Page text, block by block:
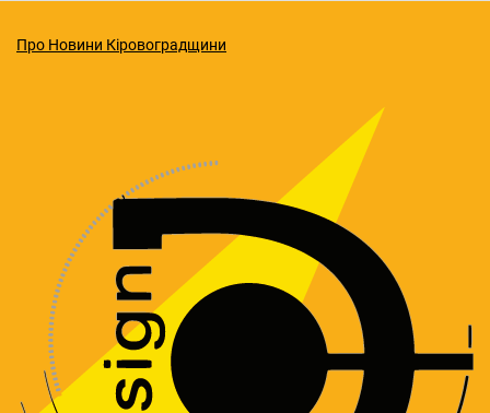
Про Новини Кіровоградщини